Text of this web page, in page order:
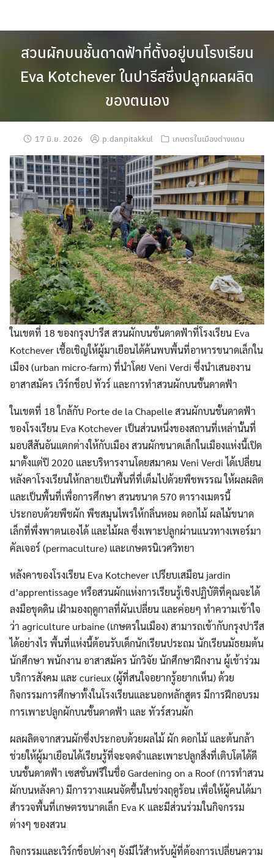
Search
สวนผักบนชั้นดาดฟ้าที่ตั้งอยู่บนโรงเรียน
Eva Kotchever ในปารีสซึ่งปลูกผลผลิต
ของตนเอง
17 มิ.ย. 2026 p.danpitakkul เกษตรในเมืองต่างแดน
ในเขตที่ 18 ของกรุงปารีส สวนผักบนชั้นดาดฟ้าที่โรงเรียน Eva
Kotchever เชื้อเชิญให้ผู้มาเยือนได้ค้นพบพื้นที่อาหารขนาดเล็กใน
เมือง (urban micro-farm) ที่นำโดย Veni Verdi ซึ่งนำเสนองาน
อาสาสมัคร เวิร์กช็อป ทัวร์ และการทำสวนผักบนชั้นดาดฟ้า
ในเขตที่ 18 ใกล้กับ Porte de la Chapelle สวนผักบนชั้นดาดฟ้า
ของโรงเรียน Eva Kotchever เป็นส่วนหนึ่งของสถานที่เหล่านั้นที่
มอบสีสันอันแตกต่างให้กับเมือง สวนผักขนาดเล็กในเมืองแห่งนี้เปิด
มาตั้งแต่ปี 2020 และบริหารงานโดยสมาคม Veni Verdi ได้เปลี่ยน
หลังคาโรงเรียนให้กลายเป็นพื้นที่ที่เต็มไปด้วยพืชพรรณ ให้ผลผลิต
และเป็นพื้นที่เพื่อการศึกษา สวนขนาด 570 ตารางเมตรนี้
ประกอบด้วยพืชผัก พืชสมุนไพรให้กลิ่นหอม ดอกไม้ ผลไม้ขนาด
เล็กที่พึ่งพาตนเองได้ และไม้ผล ซึ่งเพาะปลูกผ่านแนวทางเพอร์มา
คัลเจอร์ (permaculture) และเกษตรนิเวศวิทยา
หลังคาของโรงเรียน Eva Kotchever เปรียบเสมือน jardin
d’apprentissage หรือสวนผักแห่งการเรียนรู้เชิงปฏิบัติที่คุณจะได้
ลงมือขุดดิน เฝ้ามองฤดูกาลที่ผันเปลี่ยน และค่อยๆ ทำความเข้าใจ
ว่า agriculture urbaine (เกษตรในเมือง) สามารถเข้ากับกรุงปารีส
ได้อย่างไร พื้นที่แห่งนี้ต้อนรับเด็กนักเรียนประถม นักเรียนมัธยมต้น
นักศึกษา พนักงาน อาสาสมัคร นักวิจัย นักศึกษาฝึกงาน ผู้เข้าร่วม
บริการสังคม และ curieux (ผู้ที่สนใจอยากรู้อยากเห็น) ด้วย
กิจกรรมการศึกษาทั้งในโรงเรียนและนอกหลักสูตร มีการฝึกอบรม
การเพาะปลูกผักบนชั้นดาดฟ้า และ ทัวร์สวนผัก
ผลผลิตจากสวนผักซึ่งประกอบด้วยผลไม้ ผัก ดอกไม้ และต้นกล้า
ช่วยให้ผู้มาเยือนได้เรียนรู้ที่จะจดจำและเพาะปลูกสิ่งที่เติบโตได้ดี
บนชั้นดาดฟ้า เซสชั่นฟรีในชื่อ Gardening on a Roof (การทำสวน
ผักบนหลังคา) มีการวางแผนจัดขึ้นในช่วงฤดูร้อน เพื่อให้ผู้คนได้มา
สำรวจพื้นที่เกษตรขนาดเล็ก Eva K และมีส่วนร่วมในกิจกรรม
ต่างๆ ของสวน
กิจกรรมและเวิร์กช็อปต่างๆ ยังมีไว้สำหรับผู้ที่ต้องการเปลี่ยนความ